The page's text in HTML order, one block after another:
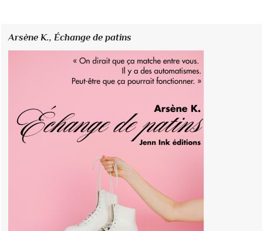
Arsène K.,Échange de patins